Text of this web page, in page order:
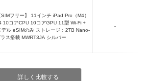
10コアCPU 10コアGPU 11型 Wi-Fi +
デル eSIMのみ ストレージ：2TB Nano-
ス搭載 MWRT3JA シルバー
-
詳しく比較する